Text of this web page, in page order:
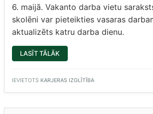
6. maijā. Vakanto darba vietu
skolēni var pieteikties vasaras
aktualizēts katru darba dienu.
LASĪT TĀLĀK
PIESAKIES
IEVIETOTS KARJERAS IZGLĪTĪBA